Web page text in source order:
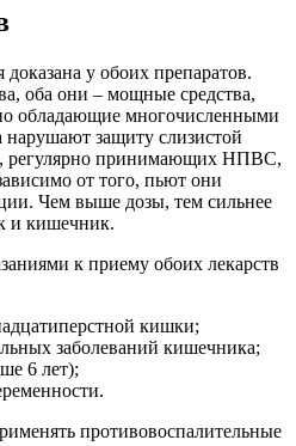
у обоих препаратов.
оба они – мощные средства,
обладающие многочисленными
защиту слизистой
регулярно принимающих НПВС,
от того, пьют они
Чем выше дозы, тем сильнее
и кишечник.
к приему обоих лекарств
кишки;
заболеваний кишечника;
6 лет);
противовоспалительные